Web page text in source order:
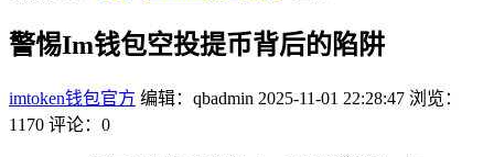
警惕Im钱包空投提币背后的陷阱
imtoken钱包官方 编辑：qbadmin 2025-11-01 22:28:47 浏览：
1170 评论：0